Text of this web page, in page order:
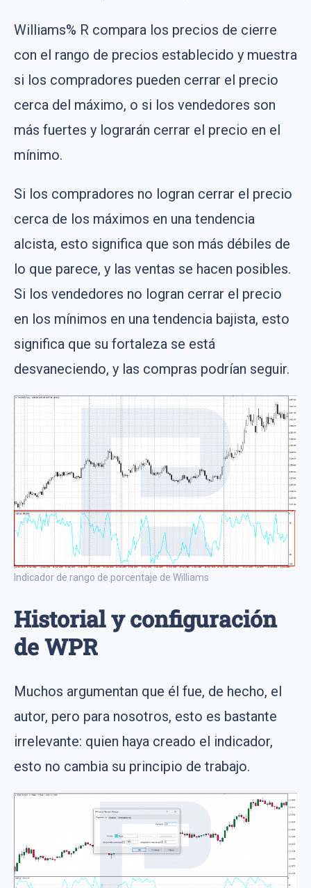
Williams% R compara los precios de cierre
con el rango de precios establecido y muestra
si los compradores pueden cerrar el precio
cerca del máximo, o si los vendedores son
más fuertes y lograrán cerrar el precio en el
mínimo.
Si los compradores no logran cerrar el precio
cerca de los máximos en una tendencia
alcista, esto significa que son más débiles de
lo que parece, y las ventas se hacen posibles.
Si los vendedores no logran cerrar el precio
en los mínimos en una tendencia bajista, esto
significa que su fortaleza se está
desvaneciendo, y las compras podrían seguir.
Indicador de rango de porcentaje de Williams
Historial y configuración
de WPR
Muchos argumentan que él fue, de hecho, el
autor, pero para nosotros, esto es bastante
irrelevante: quien haya creado el indicador,
esto no cambia su principio de trabajo.